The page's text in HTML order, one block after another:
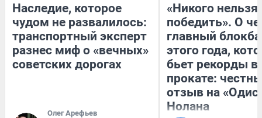
Наследие, которое
чудом не развалилось:
транспортный эксперт
разнес миф о «вечных»
советских дорогах
Олег Арефьев
«Никого нельзя
победить». О
главный
этого года,
бьет рекорды в
прокате:
отзыв на
Нолана